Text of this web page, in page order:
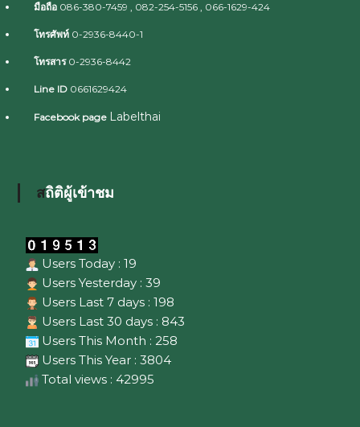
มือถือ086-380-7459 , 082-254-5156 , 066-1629-424
โทรศัพท์0-2936-8440-1
โทรสาร0-2936-8442
Line ID0661629424
Facebook page Labelthai
สถิติผู้เข้าชม
Users Today : 19
Users Yesterday : 39
Users Last 7 days : 198
Users Last 30 days : 843
Users This Month : 258
Users This Year : 3804
Total views : 42995